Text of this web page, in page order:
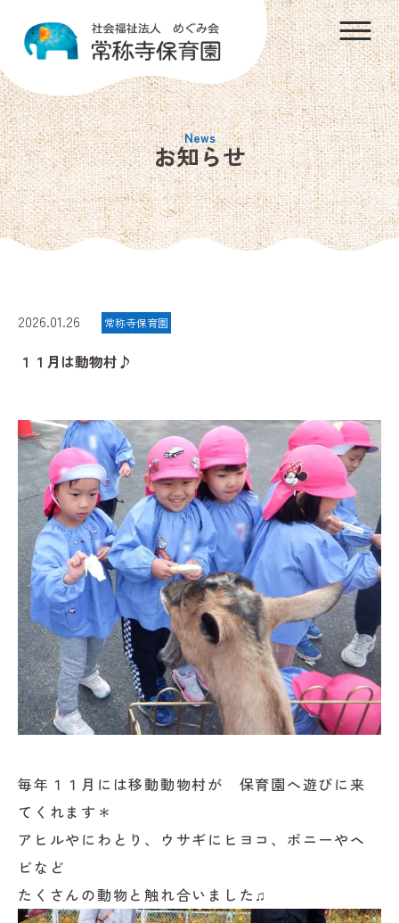
お知らせ
2026.01.26 常称寺保育園
１１月は動物村♪
毎年１１月には移動動物村が 保育園へ遊びに来
てくれます＊
アヒルやにわとり、ウサギにヒヨコ、ポニーやヘ
ビなど
たくさんの動物と触れ合いました♫